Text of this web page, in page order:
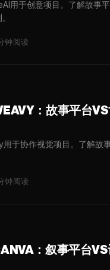
用于创意项目。了解故事
钟阅读
：故事平台
于协作视觉项目。了解故
钟阅读
：叙事平台